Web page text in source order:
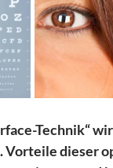
Technik“
Vorteile dieser